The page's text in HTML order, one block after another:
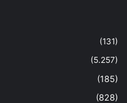
(131)
(5.257)
(185)
(828)